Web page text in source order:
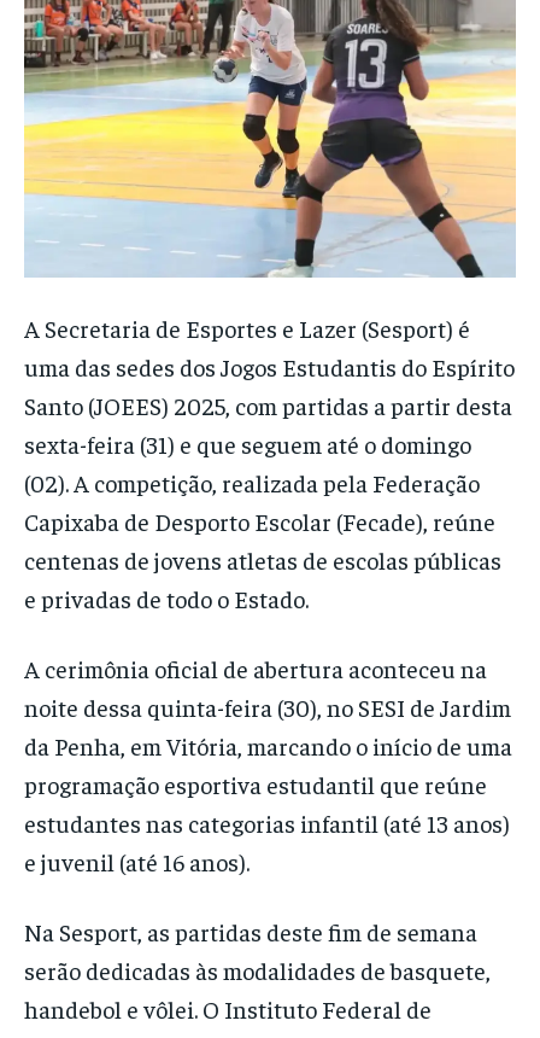
A Secretaria de Esportes e Lazer (Sesport) é
uma das sedes dos Jogos Estudantis do Espírito
Santo (JOEES) 2025, com partidas a partir desta
sexta-feira (31) e que seguem até o domingo
(02). A competição, realizada pela Federação
Capixaba de Desporto Escolar (Fecade), reúne
centenas de jovens atletas de escolas públicas
e privadas de todo o Estado.
A cerimônia oficial de abertura aconteceu na
noite dessa quinta-feira (30), no SESI de Jardim
da Penha, em Vitória, marcando o início de uma
programação esportiva estudantil que reúne
estudantes nas categorias infantil (até 13 anos)
e juvenil (até 16 anos).
Na Sesport, as partidas deste fim de semana
serão dedicadas às modalidades de basquete,
handebol e vôlei. O Instituto Federal de